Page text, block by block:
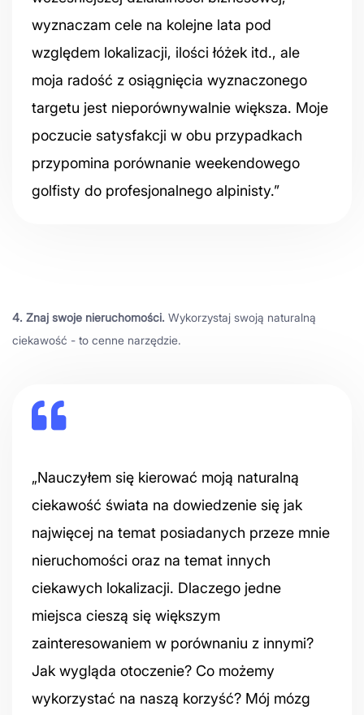
wyznaczam cele na kolejne lata pod
względem lokalizacji, ilości łóżek itd., ale
moja radość z osiągnięcia wyznaczonego
targetu jest nieporównywalnie większa. Moje
poczucie satysfakcji w obu przypadkach
przypomina porównanie weekendowego
golfisty do profesjonalnego alpinisty.”
4. Znaj swoje nieruchomości. Wykorzystaj swoją naturalną
ciekawość - to cenne narzędzie.
„Nauczyłem się kierować moją naturalną
ciekawość świata na dowiedzenie się jak
najwięcej na temat posiadanych przeze mnie
nieruchomości oraz na temat innych
ciekawych lokalizacji. Dlaczego jedne
miejsca cieszą się większym
zainteresowaniem w porównaniu z innymi?
Jak wygląda otoczenie? Co możemy
wykorzystać na naszą korzyść? Mój mózg